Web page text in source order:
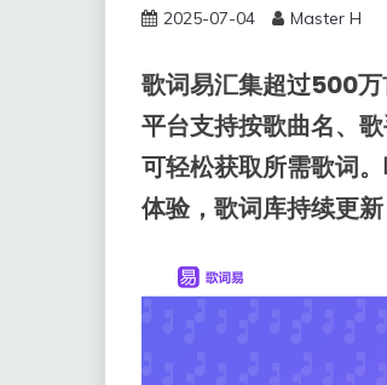
2025-07-04 Master H
歌词易汇集超过500万
平台支持按歌曲名、
可轻松获取所需歌词
体验，歌词库持续更